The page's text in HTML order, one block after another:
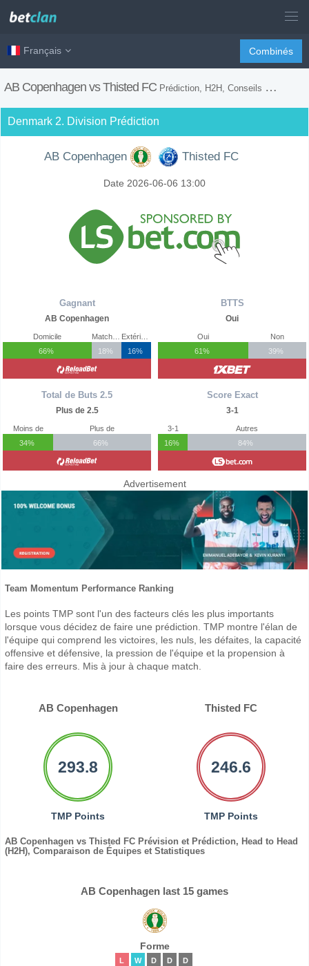
Français Combinés
AB Copenhagen vs Thisted FC Prédiction, H2H, Conseils de Paris et Prévision du Match
Denmark 2. Division Prédiction
AB Copenhagen Thisted FC
Date 2026-06-06 13:00
Gagnant
AB Copenhagen
Domicile
66%
18%
16%
Total de Buts 2.5
Plus de 2.5
Moins de
34%
Plus de
66%
BTTS
Oui
Oui
61%
Non
39%
Score Exact
3-1
3-1
16%
Autres
84%
Advertisement
Team Momentum Performance Ranking
Les points TMP sont l'un des facteurs clés les plus importants
lorsque vous décidez de faire une prédiction. TMP montre l'élan de
l'équipe qui comprend les victoires, les nuls, les défaites, la capacité
offensive et défensive, la pression de l'équipe et la propension à
faire des erreurs. Mis à jour à chaque match.
AB Copenhagen Thisted FC
293.8
TMP Points
246.6
TMP Points
AB Copenhagen vs Thisted FC Prévision et Prédiction, Head to Head
(H2H), Comparaison de Équipes et Statistiques
AB Copenhagen last 15 games
Forme
L W D D D